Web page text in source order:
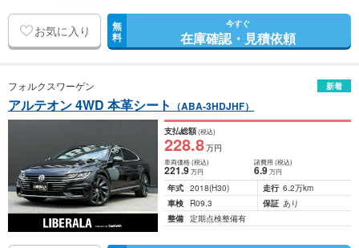
お気に入り 無
料
今すぐ
在庫確認・見積依頼
フォルクスワーゲン 新着
アルテオン 4WD 本革シート （ABA-3HDJHF）
支払総額(税込)
228.8万円
車両価格(税込)
221.9万円
諸費用 (税込)
6.9 万円
年式 2018(H30) 走行 6.2万km
車検
R09.3 保証 あり
整備 定期点検整備有